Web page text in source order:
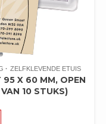
ZELFKLEVENDE ETUIS
95 X 60 MM, OPEN
10 STUKS)